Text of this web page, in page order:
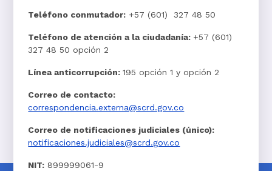
Teléfono conmutador: +57 (601) 327 48 50
Teléfono de atención a la ciudadanía: +57 (601)
327 48 50 opción 2
Línea anticorrupción:195 opción 1 y opción 2
Correo de contacto:
correspondencia.externa@scrd.gov.co
Correo de notificaciones judiciales (único):
notificaciones.judiciales@scrd.gov.co
NIT: 899999061-9